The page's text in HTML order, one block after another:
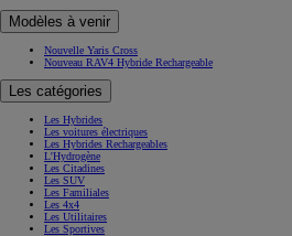
Modèles à venir
Nouvelle Yaris Cross
Nouveau RAV4 Hybride Rechargeable
Les catégories
Les Hybrides
Les voitures électriques
Les Hybrides Rechargeables
L'Hydrogène
Les Citadines
Les SUV
Les Familiales
Les 4x4
Les Utilitaires
Les Sportives